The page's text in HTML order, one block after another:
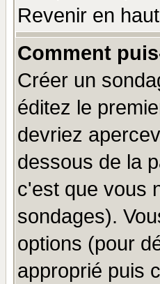
Revenir en
Comment
Créer un
éditez le
devriez
dessous de la
c'est que vous
sondages).
options (pour
approprié puis